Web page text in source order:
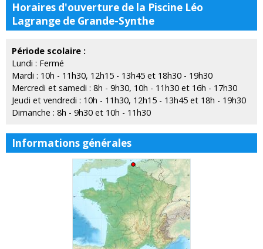
Horaires d'ouverture de la Piscine Léo
Lagrange de Grande-Synthe
Période scolaire :
Lundi : Fermé
Mardi : 10h - 11h30, 12h15 - 13h45 et 18h30 - 19h30
Mercredi et samedi : 8h - 9h30, 10h - 11h30 et 16h - 17h30
Jeudi et vendredi : 10h - 11h30, 12h15 - 13h45 et 18h - 19h30
Dimanche : 8h - 9h30 et 10h - 11h30
Informations générales